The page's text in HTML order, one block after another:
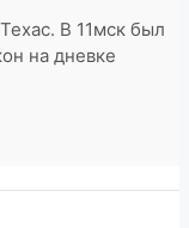
В 11мск был
на дневке